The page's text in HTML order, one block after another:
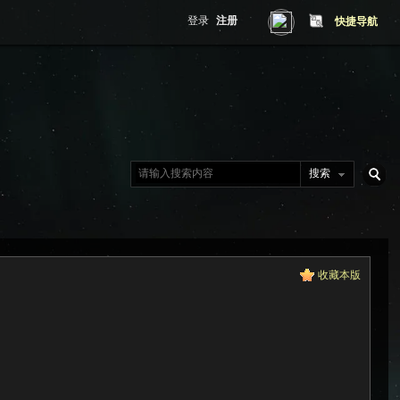
快捷导航
登录 注册
搜索
收藏本版